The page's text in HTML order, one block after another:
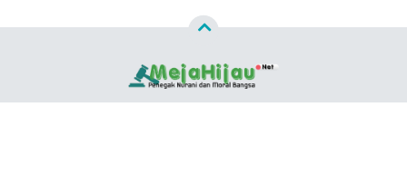
Copyright ©2026MEJAHIJAU.NET™